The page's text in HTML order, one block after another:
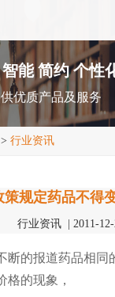
能 简约 个性
优质产品及服务
行业资讯
策规定药品不得
行业资讯 | 2011-
的报道药品相同
格的现象，